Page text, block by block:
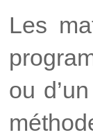
Les
ou